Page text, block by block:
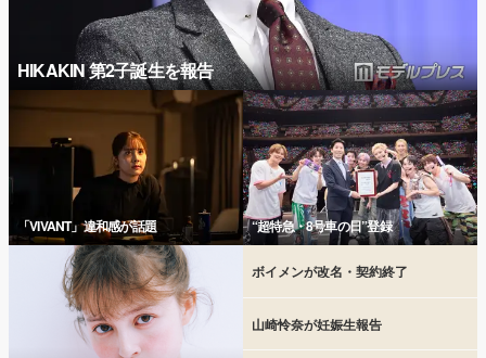
HIKAKIN 第2子誕生を報告
「VIVANT」違和感が話題 “超特急・8号車の日”登録
ボイメンが改名・契約終了
山崎怜奈が妊娠生報告